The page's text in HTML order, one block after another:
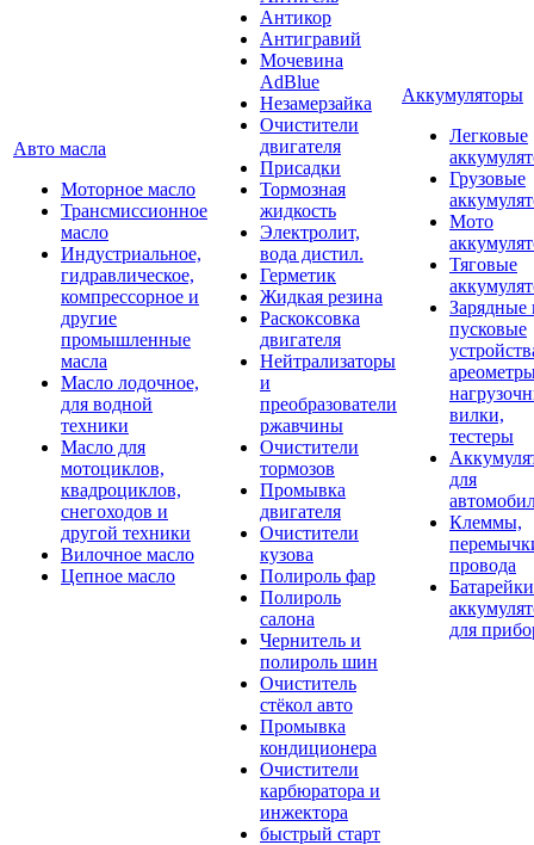
Авто масла
Моторное масло
Трансмиссионное
масло
Индустриальное,
гидравлическое,
компрессорное и
другие
промышленные
масла
Масло лодочное,
для водной
техники
Масло для
мотоциклов,
квадроциклов,
снегоходов и
другой техники
Вилочное масло
Цепное масло
Антикор
Антигравий
Мочевина
AdBlue
Незамерзайка
Очистители
двигателя
Присадки
Тормозная
жидкость
Электролит,
вода дистил.
Герметик
Жидкая резина
Раскоксовка
двигателя
Нейтрализаторы
и
преобразователи
ржавчины
Очистители
тормозов
Промывка
двигателя
Очистители
кузова
Полироль фар
Полироль
салона
Чернитель и
полироль шин
Очиститель
стёкол авто
Промывка
кондиционера
Очистители
карбюратора и
инжектора
быстрый старт
Аккумуляторы
Легковые
Грузовые
Мото
Тяговые
Зарядные
пусковые
вилки,
тестеры
для
Клеммы,
провода
для